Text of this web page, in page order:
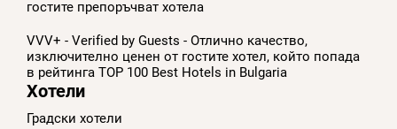
гостите препоръчват хотела
VVV+ - Verified by Guests - Отлично качество,
изключително ценен от гостите хотел, който попада
в рейтинга TOP 100 Best Hotels in Bulgaria
Хотели
Градски хотели